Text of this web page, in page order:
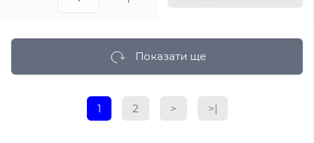
Показати ще
1 2 > >|